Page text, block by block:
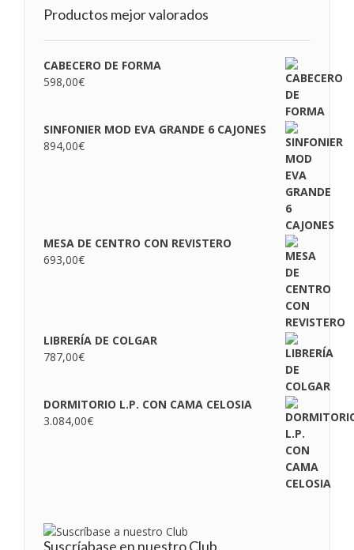
Productos mejor valorados
CABECERO DE FORMA
598,00€
SINFONIER MOD EVA GRANDE 6 CAJONES
894,00€
MESA DE CENTRO CON REVISTERO
693,00€
LIBRERÍA DE COLGAR
787,00€
DORMITORIO L.P. CON CAMA CELOSIA
3.084,00€
Suscríabase en nuestro Club